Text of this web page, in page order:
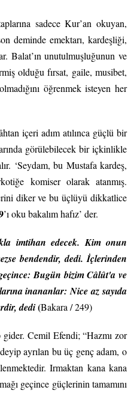
sadece Kur’an okuyan,
deminde emektarı, kardeşliği,
Balat’ın unutulmuşluğunun ve
olduğu fırsat, gaile, musibet,
öğrenmek isteyen her
içeri adım atılınca güçlü bir
görülebilecek bir içkinlikle
‘Seydam, bu Mustafa kardeş,
komiser olarak atanmış.
diker ve bu üçlüyü dikkatlice
’ı oku bakalım hafız’ der.
imtihan edecek. Kim onun
bendendir, dedi. İçlerinden
Bugün bizim Câlût'a ve
inananlar: Nice az sayıda
dedi(Bakara / 249)
gider. Cemil Efendi; “Hazmı zor
ayrılan bu üç genç adam, o
Irmaktan kana kana
geçince güçlerinin tamamını